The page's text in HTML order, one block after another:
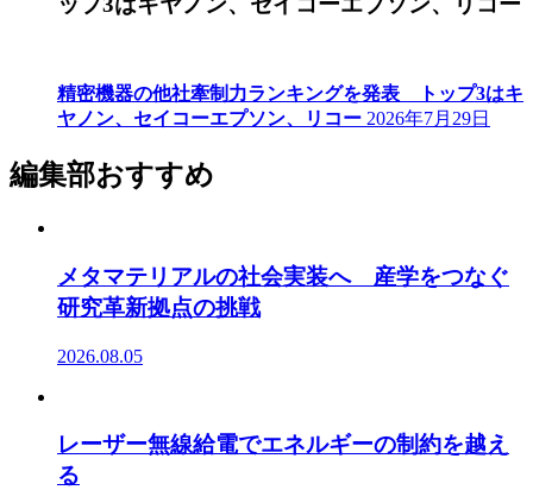
精密機器の他社牽制力ランキングを発表 トップ3はキ
ヤノン、セイコーエプソン、リコー 2026年7月29日
編集部おすすめ
メタマテリアルの社会実装へ 産学をつなぐ
研究革新拠点の挑戦
2026.08.05
レーザー無線給電でエネルギーの制約を越え
る